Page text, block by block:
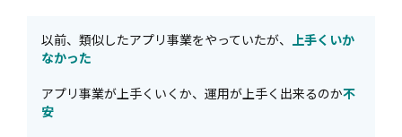
以前、類似したアプリ事業をやっていたが、 上手くいか
なかった
アプリ事業が上手くいくか、運用が上手く出来るのか不
安